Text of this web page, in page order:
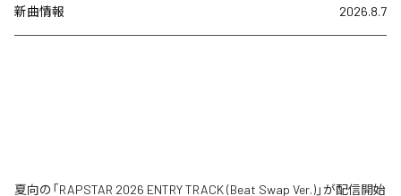
新曲情報 2026.8.7
夏向の「RAPSTAR 2026 ENTRY TRACK (Beat Swap Ver.)」が配信開始